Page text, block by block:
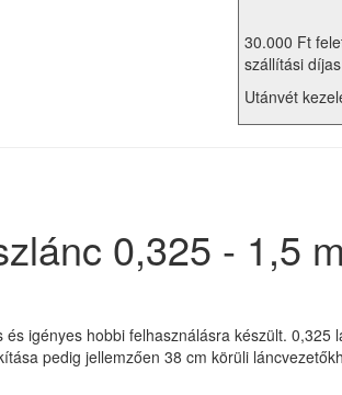
30.000 Ft
szállítási
Utánvét
0,325 - 1,5
igényes hobbi felhasználásra készült.
pedig jellemzően 38 cm körüli